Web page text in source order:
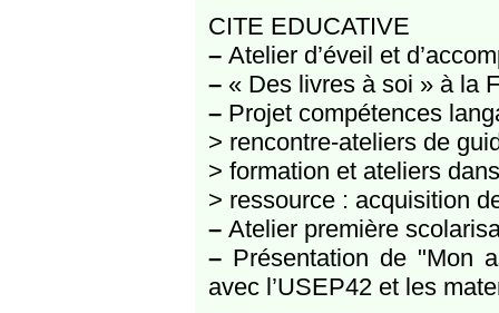
CITE EDUCATIVE
–Atelier d’éveil et
–« Des livres à soi » à la
–Projet compétences
> rencontre-ateliers de
> formation et ateliers
> ressource : acquisition
–Atelier première
–Présentation de "Mon
avec l’USEP42 et les